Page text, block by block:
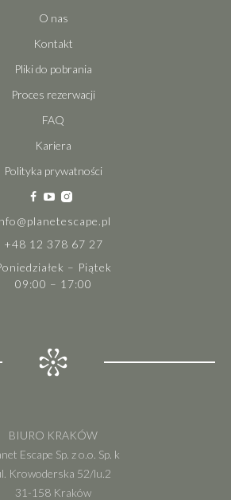
O nas
Kontakt
Pliki do pobrania
Proces rezerwacji
FAQ
Kariera
Polityka prywatności
+48 12 378 67 27
– Piątek
09:00 – 17:00
BIURO KRAKÓW
Escape Sp. z o.o. Sp. k
Krowoderska 52/lu.2
31-158 Kraków